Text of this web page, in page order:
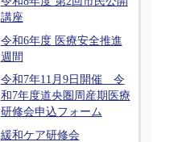
講座
令和6年度 医療安全推進
週間
令和7年11月9日開催 令
和7年度道央圏周産期医療
研修会申込フォーム
緩和ケア研修会